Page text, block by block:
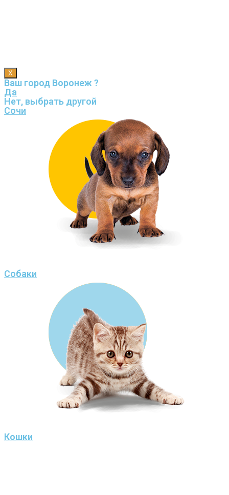
X
Ваш город Воронеж ?
Да
Нет, выбрать другой
Сочи
Собаки
Кошки